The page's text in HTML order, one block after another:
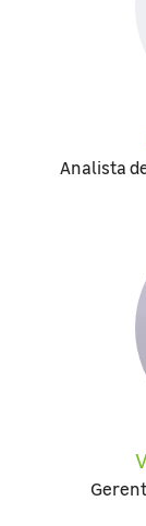
Analista